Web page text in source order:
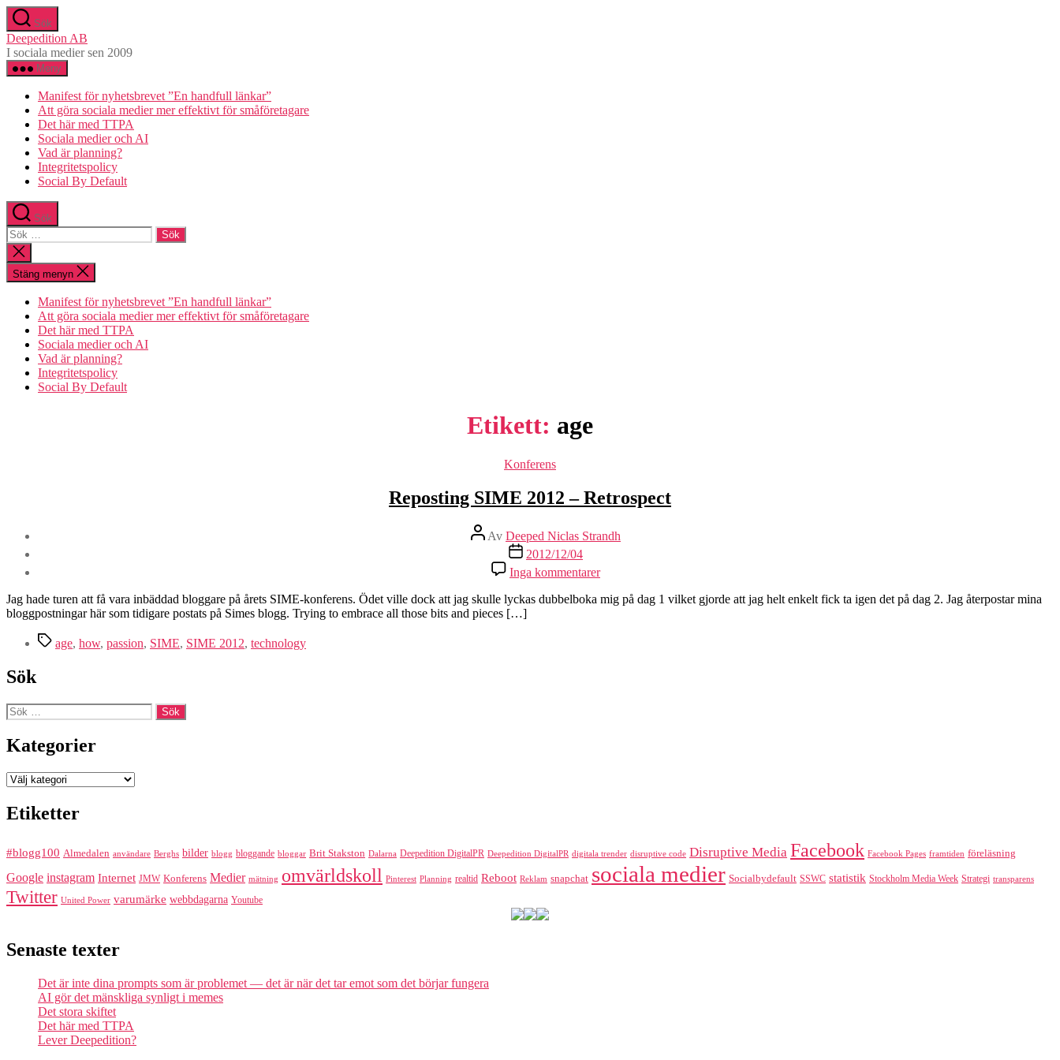
Hoppa
till
innehåll
Sök
Deepedition AB
I sociala medier sen 2009
Meny
Manifest för nyhetsbrevet ”En handfull länkar”
Att göra sociala medier mer effektivt för småföretagare
Det här med TTPA
Sociala medier och AI
Vad är planning?
Integritetspolicy
Social By Default
Sök
Sök
efter:
Stäng
sökningen
Stäng menyn
Manifest för nyhetsbrevet ”En handfull länkar”
Att göra sociala medier mer effektivt för småföretagare
Det här med TTPA
Sociala medier och AI
Vad är planning?
Integritetspolicy
Social By Default
Etikett: age
Kategorier
Konferens
Reposting SIME 2012 – Retrospect
Inläggsförfattare
Av Deeped Niclas Strandh
Inläggsdatum
2012/12/04
Inga kommentarertill
Reposting
SIME
2012
Jag hade turen att få vara inbäddad bloggare på årets SIME-konferens. Ödet ville dock att jag skulle lyckas dubbelboka mig på dag 1 vilket gjorde att jag helt enkelt fick ta igen det på dag 2. Jag återpostar mina
bloggpostningar här som tidigare postats på Simes blogg. Trying to embrace all those bits and pieces […]
Etiketter
age, how, passion, SIME, SIME 2012, technology
Sök
Sök
efter:
Kategorier
Kategorier
Etiketter
#blogg100 Almedalen användare Berghs bilder blogg bloggande bloggar Brit Stakston Dalarna Deepedition DigitalPR Deepedition DigitalPR digitala trender disruptive code Disruptive Media Facebook Facebook Pages framtiden föreläsning
Google instagram Internet JMW Konferens Medier mätning omvärldskoll Pinterest Planning realtid Reboot Reklam snapchat sociala medier Socialbydefault SSWC statistik Stockholm Media Week Strategi transparens
Twitter United Power varumärke webbdagarna Youtube
Senaste texter
Det är inte dina prompts som är problemet — det är när det tar emot som det börjar fungera
AI gör det mänskliga synligt i memes
Det stora skiftet
Det här med TTPA
Lever Deepedition?